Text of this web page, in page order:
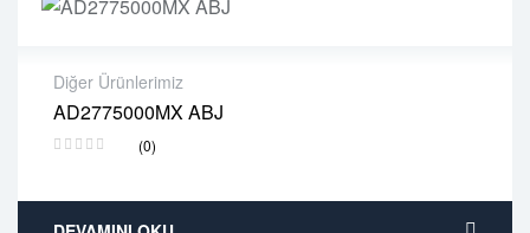
Diğer Ürünlerimiz
AD2775000MX ABJ
(0)
2 years warranty
Delivery time: 1-2 business days